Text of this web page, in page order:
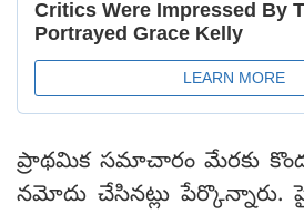
ప్రాథమిక సమాచారం మేరకు
నమోదు చేసినట్లు పేర్కొన్నారు.